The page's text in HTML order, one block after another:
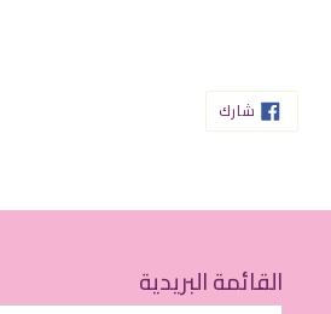
شاركشارك
على
الفيسبوك
القائمة البريدية